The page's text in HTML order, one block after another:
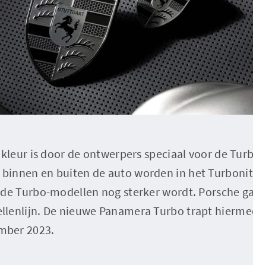
is door de ontwerpers speciaal voor de
en buiten de auto worden in het
Turbo-modellen nog sterker wordt. Porsche
De nieuwe Panamera Turbo trapt
2023.